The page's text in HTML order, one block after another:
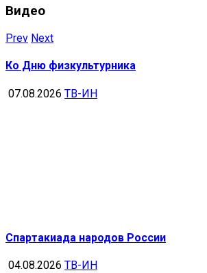
Видео
Prev Next
Ко Дню физкультурника
07.08.2026 ТВ-ИН
Спартакиада народов России
04.08.2026 ТВ-ИН